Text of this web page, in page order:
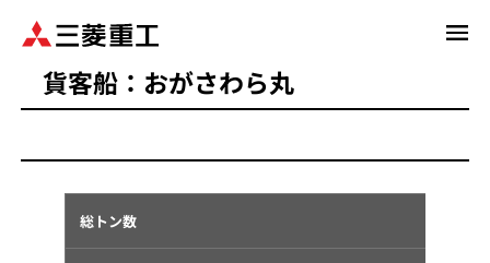
貨客船：おがさわら丸
総トン数